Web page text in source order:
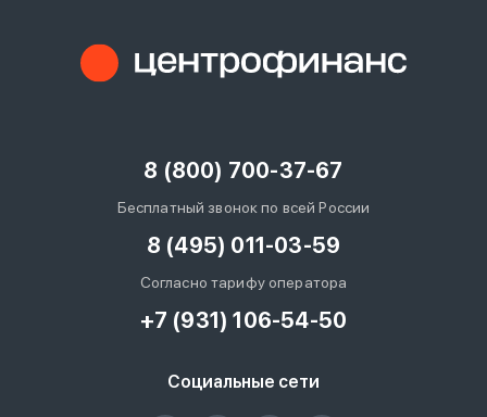
8 (800) 700-37-67
Бесплатный звонок по всей России
8 (495) 011-03-59
Согласно тарифу оператора
+7 (931) 106-54-50
Социальные сети
Войти под другим номером